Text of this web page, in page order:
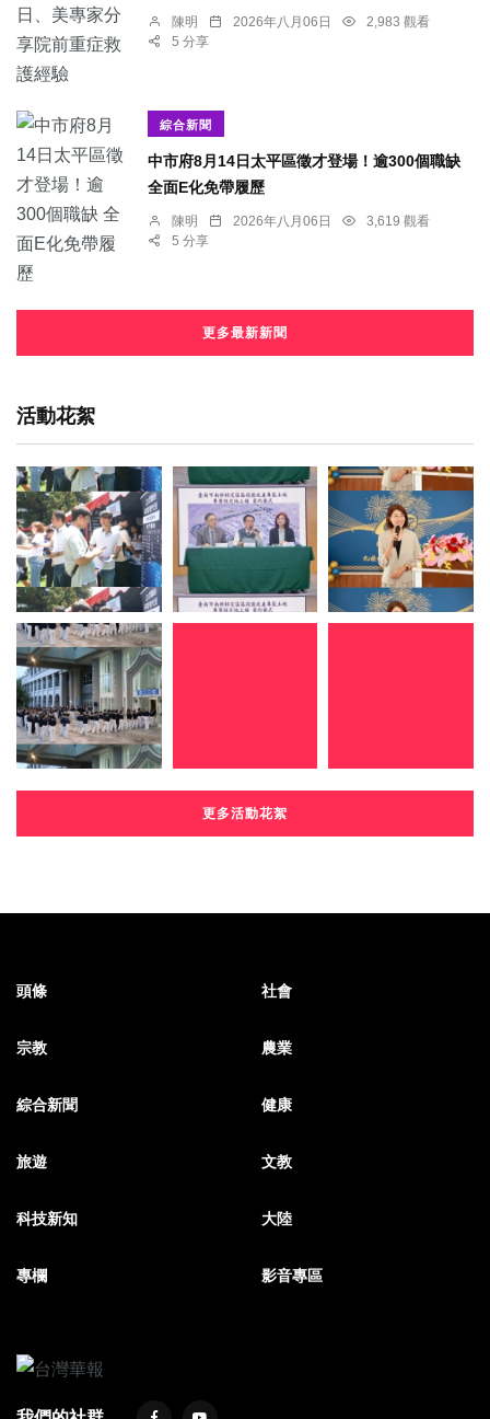
陳明 2026年八月06日
2,983 觀看
5 分享
綜合新聞
中市府8月14日太平區徵才登場！逾300個職缺
全面E化免帶履歷
陳明 2026年八月06日
3,619 觀看
5 分享
更多最新新聞
活動花絮
更多活動花絮
頭條 社會
宗教 農業
綜合新聞 健康
旅遊 文教
科技新知 大陸
專欄 影音專區